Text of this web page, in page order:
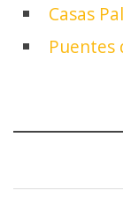
Casas
Puentes